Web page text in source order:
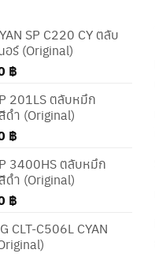
SP C220 CY ตลับ
อร์ (Original)
฿
201LS ตลับหมึก
ดำ (Original)
฿
3400HS ตลับหมึก
ดำ (Original)
฿
CLT-C506L CYAN